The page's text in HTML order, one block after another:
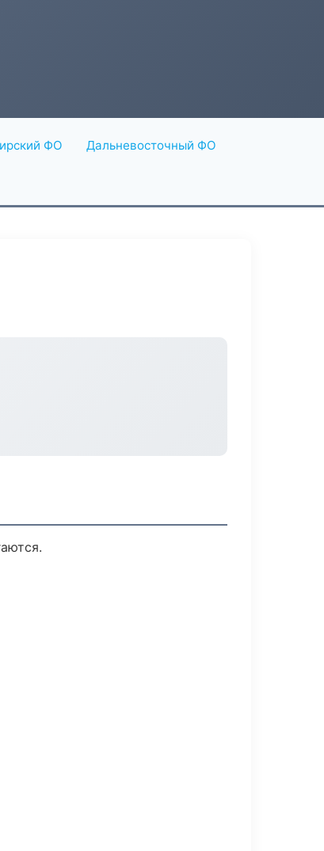
ФО Дальневосточный ФО